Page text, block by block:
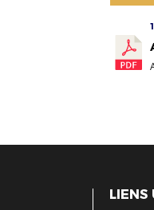
LIENS